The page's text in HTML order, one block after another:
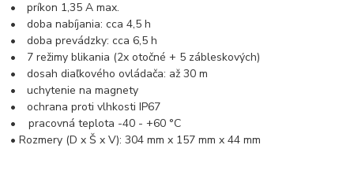
• príkon 1,35 A max.
• doba nabíjania: cca 4,5 h
• doba prevádzky: cca 6,5 h
• 7 režimy blikania (2x otočné + 5 zábleskových)
• dosah diaľkového ovládača: až 30 m
• uchytenie na magnety
• ochrana proti vlhkosti IP67
• pracovná teplota -40 - +60 °C
• Rozmery (D x Š x V): 304 mm x 157 mm x 44 mm